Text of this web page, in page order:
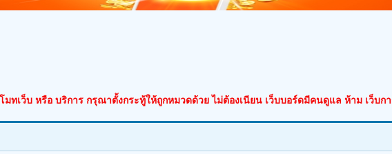
ทเว็บ หรือ บริการ กรุณาตั้งกระทู้ให้ถูกหมวดด้วย ไม่ต้องเนียน เว็บบอร์ดมีคนดูแล ห้าม เว็บก